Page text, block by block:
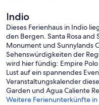
Indio
Dieses Ferienhaus in Indio
den Bergen. Santa Rosa
Monument und Sunnylands
Sehenswürdigkeiten der
wird hier fündig: Empire
Lust auf ein spannendes
Veranstaltungskalender
Garden und Agua Caliente
Weitere Ferienunterkünfte